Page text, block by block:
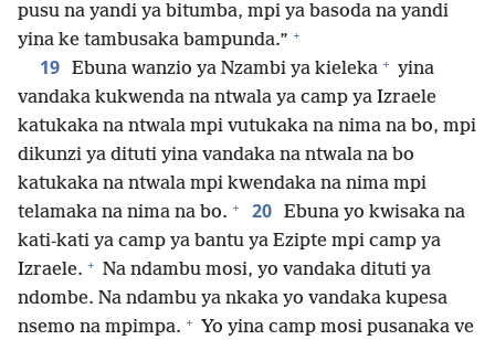
pusu na yandi ya bitumba, mpi ya basoda na yandi
yina ke tambusaka bampunda.” +
19 Ebuna wanzio ya Nzambi ya kieleka + yina
vandaka kukwenda na ntwala ya camp ya Izraele
katukaka na ntwala mpi vutukaka na nima na bo, mpi
dikunzi ya dituti yina vandaka na ntwala na bo
katukaka na ntwala mpi kwendaka na nima mpi
telamaka na nima na bo. + 20 Ebuna yo kwisaka na
kati-kati ya camp ya bantu ya Ezipte mpi camp ya
Izraele. + Na ndambu mosi, yo vandaka dituti ya
ndombe. Na ndambu ya nkaka yo vandaka kupesa
nsemo na mpimpa. + Yo yina camp mosi pusanaka ve